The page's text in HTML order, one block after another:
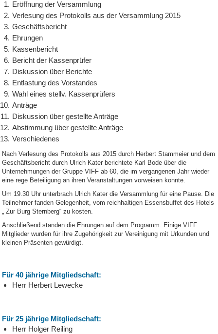
Eröffnung der Versammlung
Verlesung des Protokolls aus der Versammlung 2015
Geschäftsbericht
Ehrungen
Kassenbericht
Bericht der Kassenprüfer
Diskussion über Berichte
Entlastung des Vorstandes
Wahl eines stellv. Kassenprüfers
Anträge
Diskussion über gestellte Anträge
Abstimmung über gestellte Anträge
Verschiedenes
Nach Verlesung des Protokolls aus 2015 durch Herbert Stammeier und dem
Geschäftsbericht durch Ulrich Kater berichtete Karl Bode über die
Unternehmungen der Gruppe VIFF ab 60, die im vergangenen Jahr wieder
eine rege Beteiligung an ihren Veranstaltungen vorweisen konnte.
Um 19.30 Uhr unterbrach Ulrich Kater die Versammlung für eine Pause. Die
Teilnehmer fanden Gelegenheit, vom reichhaltigen Essensbuffet des Hotels
„ Zur Burg Sternberg“ zu kosten.
Anschließend standen die Ehrungen auf dem Programm. Einige VIFF
Mitglieder wurden für ihre Zugehörigkeit zur Vereinigung mit Urkunden und
kleinen Präsenten gewürdigt.
Für 40 jährige Mitgliedschaft:
Herr Herbert Lewecke
Für 25 jährige Mitgliedschaft:
Herr Holger Reiling